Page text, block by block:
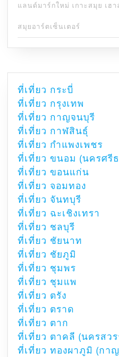
แลนด์มาร์กใหม่ เกาะสมุย เฮ
สมุยอาร์ตเซ็นเตอร์
ที่เที่ยว กระบี่
ที่เที่ยว กรุงเทพ
ที่เที่ยว กาญจนบุรี
ที่เที่ยว กาฬสินธุ์
ที่เที่ยว กำแพงเพชร
ที่เที่ยว ขนอม (นครศรี
ที่เที่ยว ขอนแก่น
ที่เที่ยว จอมทอง
ที่เที่ยว จันทบุรี
ที่เที่ยว ฉะเชิงเทรา
ที่เที่ยว ชลบุรี
ที่เที่ยว ชัยนาท
ที่เที่ยว ชัยภูมิ
ที่เที่ยว ชุมพร
ที่เที่ยว ชุมแพ
ที่เที่ยว ตรัง
ที่เที่ยว ตราด
ที่เที่ยว ตาก
ที่เที่ยว ตาคลี (นครสว
ที่เที่ยว ทองผาภูมิ (กา